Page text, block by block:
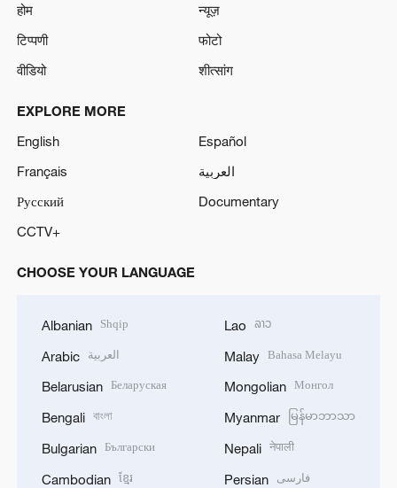
होम
न्यूज़
टिप्पणी
फोटो
वीडियो
शीत्सांग
EXPLORE MORE
English
Español
Français
العربية
Русский
Documentary
CCTV+
CHOOSE YOUR LANGUAGE
Albanian Shqip
Arabic العربية
Belarusian Беларуская
Bengali বাংলা
Bulgarian Български
Cambodian ខ្មែរ
Lao ລາວ
Malay Bahasa Melayu
Mongolian Монгол
Myanmar မြန်မာဘာသာ
Nepali नेपाली
Persian فارسی